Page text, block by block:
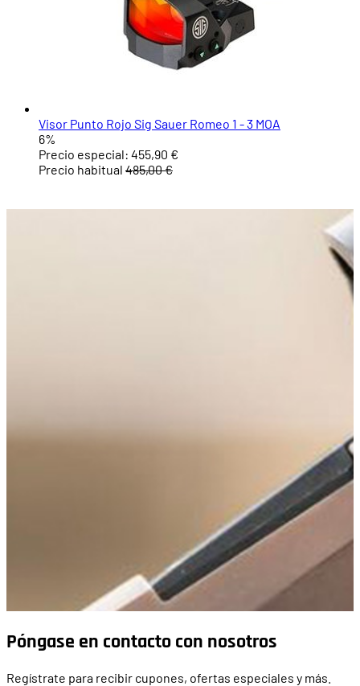
Visor Punto Rojo Sig Sauer Romeo 1 - 3 MOA
6%
Precio especial: 455,90 €
Precio habitual 485,00 €
Póngase en contacto con nosotros
Regístrate para recibir cupones, ofertas especiales y más.